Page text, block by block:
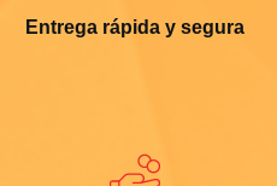
Entrega rápida y segura